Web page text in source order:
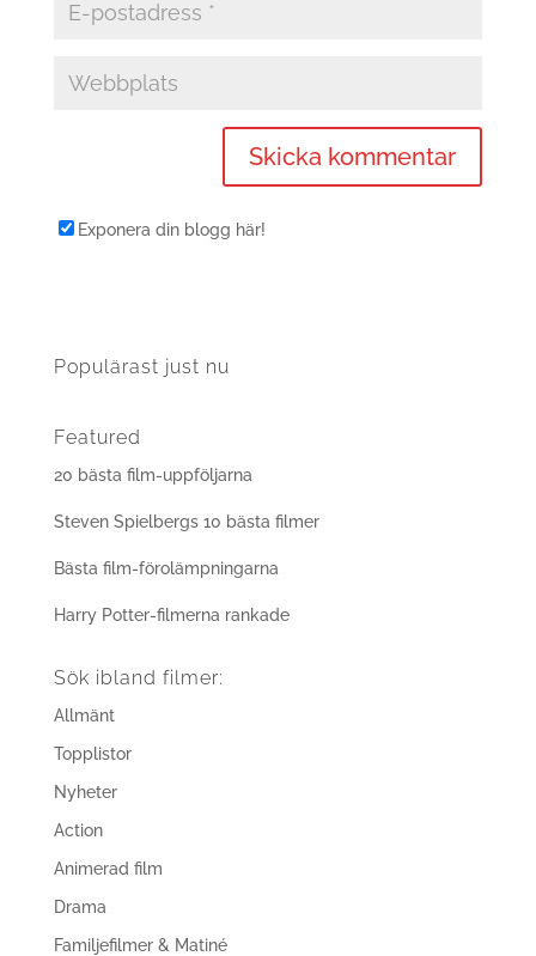
Exponera din blogg här!
Populärast just nu
Featured
20 bästa film-uppföljarna
Steven Spielbergs 10 bästa filmer
Bästa film-förolämpningarna
Harry Potter-filmerna rankade
Sök ibland filmer:
Allmänt
Topplistor
Nyheter
Action
Animerad film
Drama
Familjefilmer & Matiné